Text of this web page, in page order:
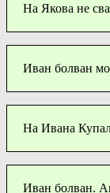
На Якова не
Иван болван
На Ивана
Иван болван.